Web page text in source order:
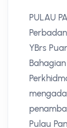
PULAU
YBrs
Pulau